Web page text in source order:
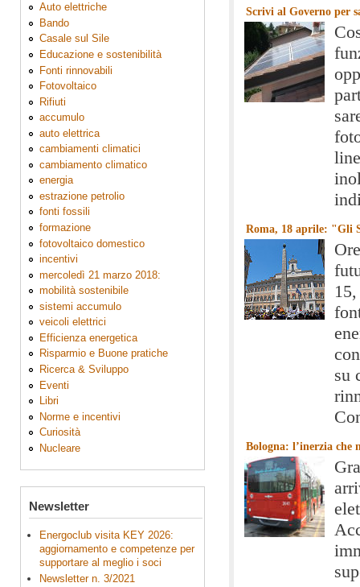
Auto elettriche
Bando
Casale sul Sile
Educazione e sostenibilità
Fonti rinnovabili
Fotovoltaico
Rifiuti
accumulo
auto elettrica
cambiamenti climatici
cambiamento climatico
energia
estrazione petrolio
fonti fossili
formazione
fotovoltaico domestico
incentivi
mercoledì 21 marzo 2018:
mobilità sostenibile
sistemi accumulo
veicoli elettrici
Efficienza energetica
Risparmio e Buone pratiche
Ricerca & Sviluppo
Eventi
Libri
Norme e incentivi
Curiosità
Nucleare
Newsletter
Energoclub visita KEY 2026:
aggiornamento e competenze per
supportare al meglio i soci
Newsletter n. 3/2021
Scrivi al Governo per
Roma, 18 aprile: "Gli
su
Bologna: l’inerzia che